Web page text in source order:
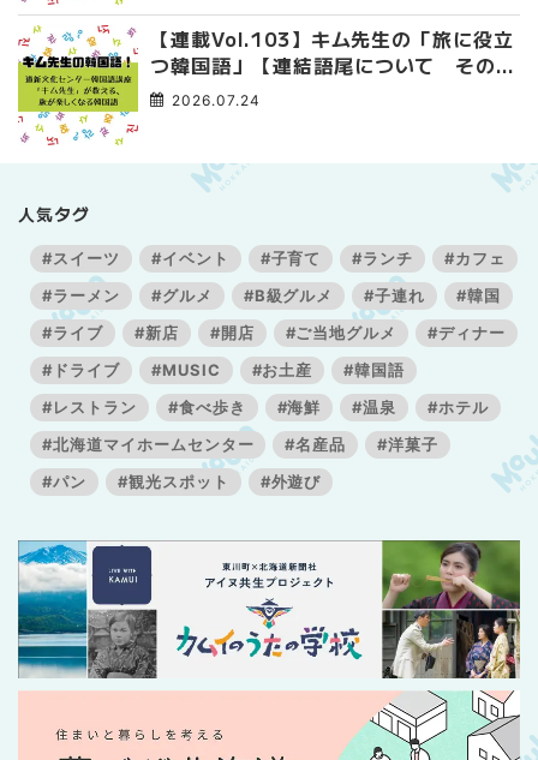
【連載Vol.103】キム先生の「旅に役立
つ韓国語」【連結語尾について その
3】2026.07.24
人気タグ
#スイーツ #イベント #子育て #ランチ
#カフェ
#ラーメン
#グルメ #B級グルメ #子連れ
#韓国
#ライブ
#新店 #開店 #ご当地グルメ
#ディナー
#ドライブ
#MUSIC #お土産
#韓国語
#レストラン
#食べ歩き #海鮮 #温泉
#ホテル
#北海道マイホームセンター
#名産品
#洋菓子
#パン
#観光スポット #外遊び